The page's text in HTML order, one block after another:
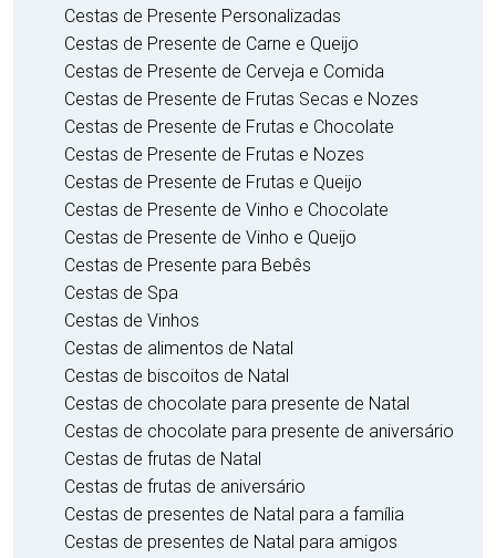
Cestas de Presente Personalizadas
Cestas de Presente de Carne e Queijo
Cestas de Presente de Cerveja e Comida
Cestas de Presente de Frutas Secas e Nozes
Cestas de Presente de Frutas e Chocolate
Cestas de Presente de Frutas e Nozes
Cestas de Presente de Frutas e Queijo
Cestas de Presente de Vinho e Chocolate
Cestas de Presente de Vinho e Queijo
Cestas de Presente para Bebês
Cestas de Spa
Cestas de Vinhos
Cestas de alimentos de Natal
Cestas de biscoitos de Natal
Cestas de chocolate para presente de Natal
Cestas de chocolate para presente de aniversário
Cestas de frutas de Natal
Cestas de frutas de aniversário
Cestas de presentes de Natal para a família
Cestas de presentes de Natal para amigos